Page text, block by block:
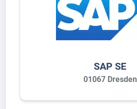
SAP SE
01067 Dresden